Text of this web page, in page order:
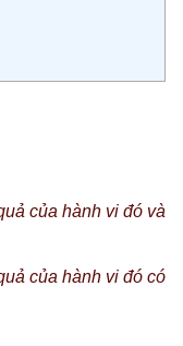
của hành vi đó và
của hành vi đó có